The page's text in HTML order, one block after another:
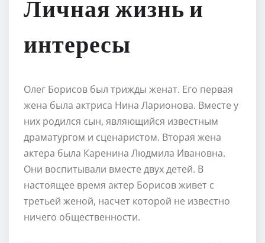
Личная жизнь и
интересы
Олег Борисов был трижды женат. Его первая
жена была актриса Нина Ларионова. Вместе у
них родился сын, являющийся известным
драматургом и сценаристом. Вторая жена
актера была Каренина Людмила Ивановна.
Они воспитывали вместе двух детей. В
настоящее время актер Борисов живет с
третьей женой, насчет которой не известно
ничего общественности.